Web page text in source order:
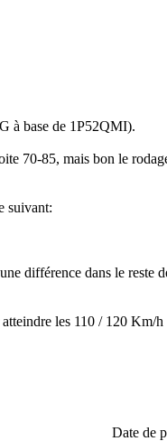
à base de 1P52QMI).
70-85, mais bon le
suivant:
différence dans le reste
les 110 / 120 Km/h
Date de